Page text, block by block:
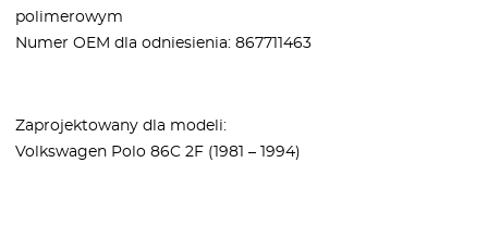
polimerowym
Numer OEM dla odniesienia: 867711463
Zaprojektowany dla modeli:
Volkswagen Polo 86C 2F (1981 – 1994)